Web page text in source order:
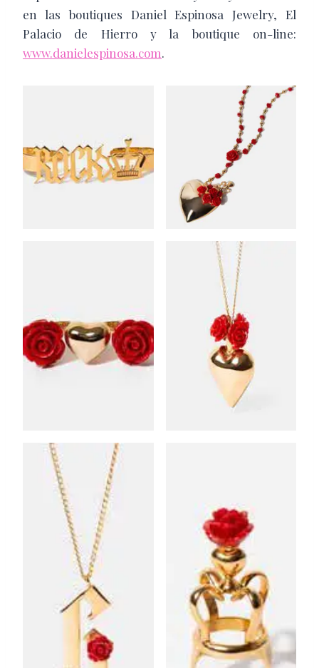
en las boutiques Daniel Espinosa Jewelry, El
Palacio de Hierro y la boutique on-line:
www.danielespinosa.com.